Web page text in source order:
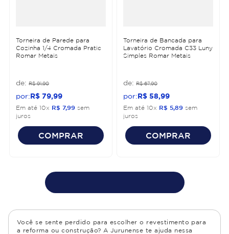
Torneira de Parede para
Cozinha 1/4 Cromada Pratic
Romar Metais
R$ 91,90
R$ 79 99
Em até 10x R$ 7,99 sem
juros
COMPRAR
Torneira de Bancada para
Lavatório Cromada C33 Luny
Simples Romar Metais
R$ 67,90
R$ 58 99
Em até 10x R$ 5 89 sem
juros
COMPRAR
Você se sente perdido para escolher o revestimento para
a reforma ou construção? A Jurunense te ajuda nessa